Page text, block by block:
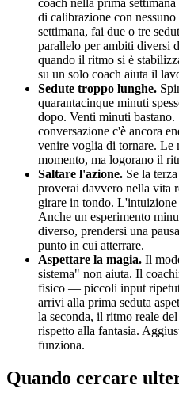
di calibrazione con
settimana, fai due o tre
parallelo per ambiti diversi
quando il ritmo si è
su un solo coach aiuta il
Sedute troppo lunghe.
quarantacinque minuti
dopo. Venti minuti bastano.
conversazione c'è ancora
venire voglia di tornare. Le
momento, ma logorano il
Saltare l'azione. Se la
proverai davvero nella vita
girare in tondo. L'intuizione
Anche un esperimento
diverso, prendersi una
punto in cui atterrare.
Aspettare la magia. Il
sistema" non aiuta. Il
fisico — piccoli input
arrivi alla prima seduta
la seconda, il ritmo reale
rispetto alla fantasia.
funziona.
Quando cercare